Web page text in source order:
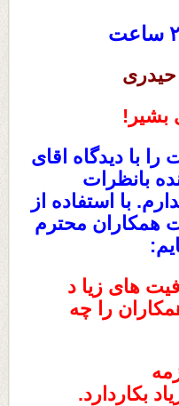
حیدری
بشیر!
اطلاعیه سایت ۲۴ ساعت را با دیدگاه اقای
بانظرات
با استفاده از
همکاران محترم
های زیا د
را چه
بکاردارد.